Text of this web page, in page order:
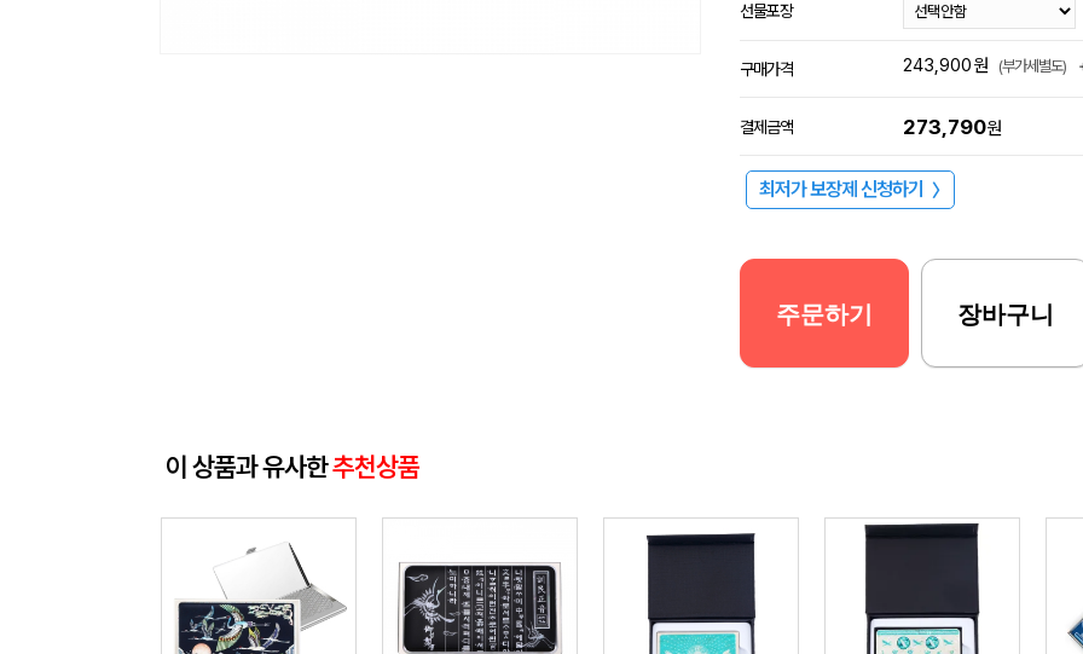
선물포장
구매가격 243,900원 (부가세별도)
결제금액 273,790원
최저가 보장제 신청하기 〉
주문하기 장바구니
이 상품과 유사한추천상품